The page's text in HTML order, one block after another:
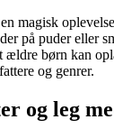
magisk
på puder eller
ældre børn kan
og genrer.
og leg